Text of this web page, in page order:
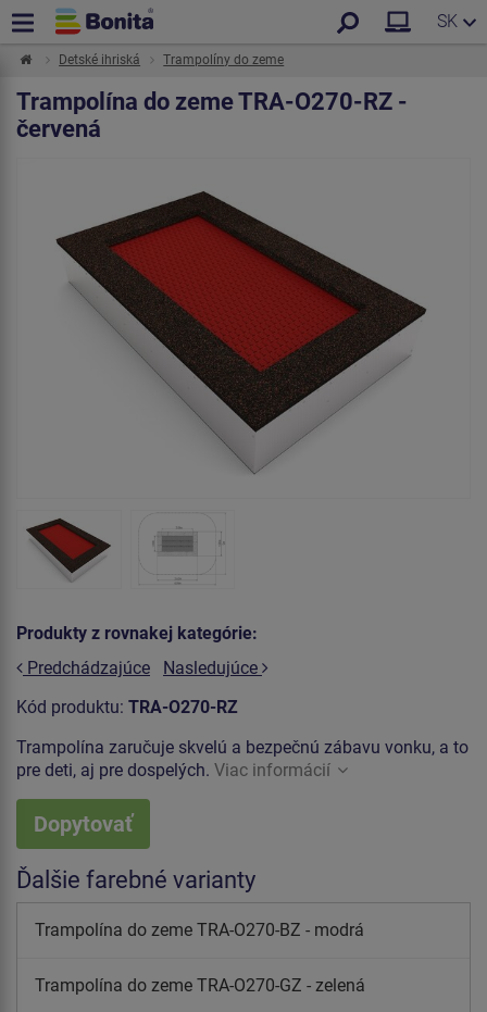
SK
Detské ihriská Trampolíny do zeme
Trampolína do zeme TRA-O270-RZ -
červená
Produkty z rovnakej kategórie:
Predchádzajúce
Nasledujúce
Kód produktu: TRA-O270-RZ
Trampolína zaručuje skvelú a bezpečnú zábavu vonku, a to
pre deti, aj pre dospelých. Viac informácií
Dopytovať
Ďalšie farebné varianty
Trampolína do zeme TRA-O270-BZ - modrá
Trampolína do zeme TRA-O270-GZ - zelená